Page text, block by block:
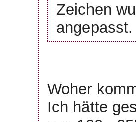
Zeichen
angepasst.
Woher
Ich hätte